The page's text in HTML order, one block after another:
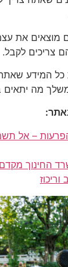
מוצאים את
צריכים לקבל.
כל המידע
מה יתאים
– אל
החינוך